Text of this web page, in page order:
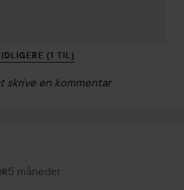
(1 TIL)
skrive en kommentar
Lyko Creator.
5 måneder
Posten blev oprettet 5 måneder